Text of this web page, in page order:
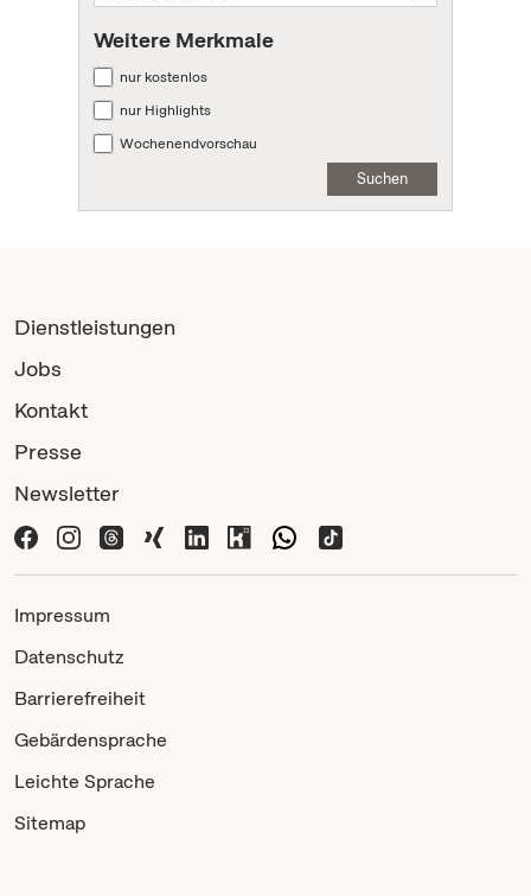
Weitere Merkmale
nur kostenlos
nur Highlights
Wochenendvorschau
Suchen
Dienstleistungen
Jobs
Kontakt
Presse
Newsletter
Impressum
Datenschutz
Barrierefreiheit
Gebärdensprache
Leichte Sprache
Sitemap